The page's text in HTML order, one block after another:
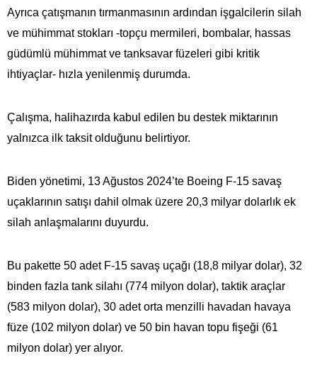
Ayrıca çatışmanın tırmanmasının ardından işgalcilerin silah
ve mühimmat stokları -topçu mermileri, bombalar, hassas
güdümlü mühimmat ve tanksavar füzeleri gibi kritik
ihtiyaçlar- hızla yenilenmiş durumda.
Çalışma, halihazırda kabul edilen bu destek miktarının
yalnızca ilk taksit olduğunu belirtiyor.
Biden yönetimi, 13 Ağustos 2024’te Boeing F-15 savaş
uçaklarının satışı dahil olmak üzere 20,3 milyar dolarlık ek
silah anlaşmalarını duyurdu.
Bu pakette 50 adet F-15 savaş uçağı (18,8 milyar dolar), 32
binden fazla tank silahı (774 milyon dolar), taktik araçlar
(583 milyon dolar), 30 adet orta menzilli havadan havaya
füze (102 milyon dolar) ve 50 bin havan topu fişeği (61
milyon dolar) yer alıyor.